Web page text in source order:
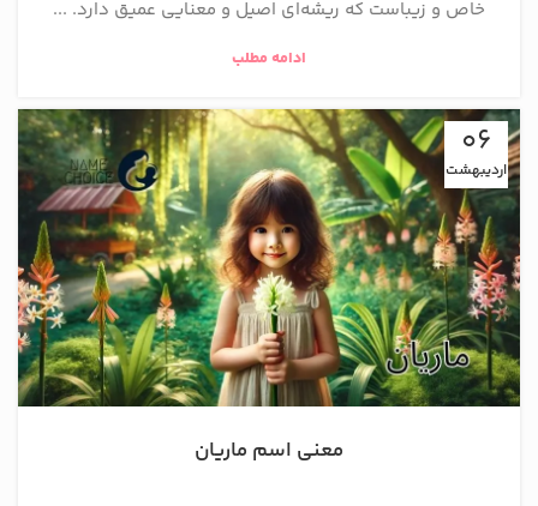
خاص و زیباست که ریشه‌ای اصیل و معنایی عمیق دارد. ...
ادامه مطلب
06
اردیبهشت
معنی اسم ماریان